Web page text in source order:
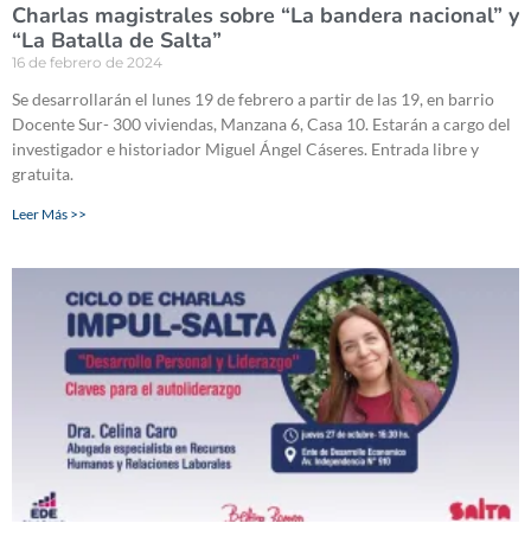
Charlas magistrales sobre “La bandera nacional” y
“La Batalla de Salta”
16 de febrero de 2024
Se desarrollarán el lunes 19 de febrero a partir de las 19, en barrio
Docente Sur- 300 viviendas, Manzana 6, Casa 10. Estarán a cargo del
investigador e historiador Miguel Ángel Cáseres. Entrada libre y
gratuita.
Leer Más >>